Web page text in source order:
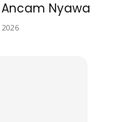
Ancam Nyawa
2026